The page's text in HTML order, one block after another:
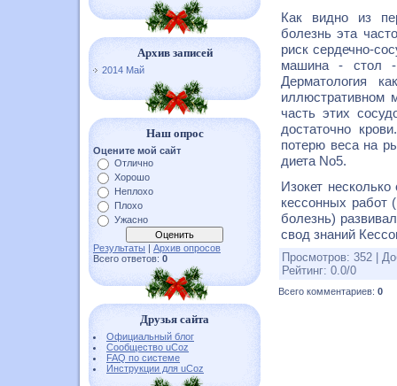
Архив записей
2014 Май
Наш опрос
Оцените мой сайт
Отлично
Хорошо
Неплохо
Плохо
Ужасно
Результаты | Архив опросов
Всего ответов: 0
Друзья сайта
Официальный блог
Сообщество uCoz
FAQ по системе
Инструкции для uCoz
Как видно из
болезнь эта
риск сердечно-
машина - стол -
Дерматология
иллюстративном
часть этих
достаточно
потерю веса на
диета No5.
Изокет
кессонных работ
болезнь)
свод знаний
Просмотров: 352
Рейтинг: 0.0/0
Всего комментариев: 0